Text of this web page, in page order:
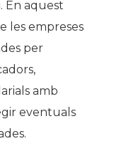
En aquest
les empreses
per
amb
eventuals